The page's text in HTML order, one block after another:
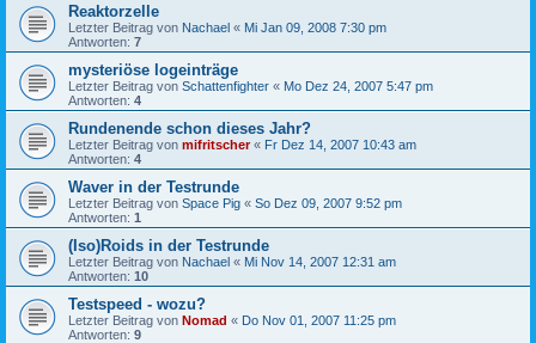
Reaktorzelle
Letzter Beitrag von Nachael « Mi Jan 09, 2008 7:30 pm
Antworten: 7
mysteriöse logeinträge
Letzter Beitrag von Schattenfighter « Mo Dez 24, 2007 5:47 pm
Antworten: 4
Rundenende schon dieses Jahr?
Letzter Beitrag von mifritscher« Fr Dez 14, 2007 10:43 am
Antworten: 4
Waver in der Testrunde
Letzter Beitrag von Space Pig « So Dez 09, 2007 9:52 pm
Antworten: 1
(Iso)Roids in der Testrunde
Letzter Beitrag von Nachael « Mi Nov 14, 2007 12:31 am
Antworten: 10
Testspeed - wozu?
Letzter Beitrag von Nomad « Do Nov 01, 2007 11:25 pm
Antworten: 9